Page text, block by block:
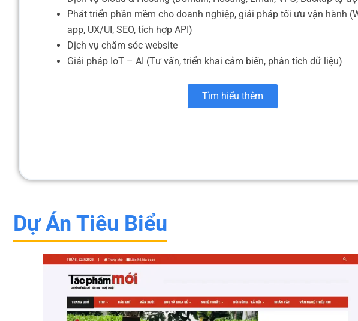
Phát triển phần mềm cho doanh nghiệp, giải pháp tối ưu vận hành
app, UX/UI, SEO, tích hợp API)
Dịch vụ chăm sóc website
Giải pháp IoT – AI (Tư vấn, triển khai cảm biến, phân tích dữ liệu)
Tìm hiểu thêm
Dự Án Tiêu Biểu